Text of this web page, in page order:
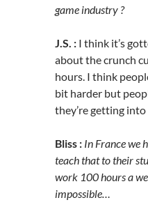
game industry ?
J.S. : I think it’s
about the crunch
hours. I think
bit harder but
they’re getting
Bliss : In France we
teach that to their
work 100 hours a
impossible…